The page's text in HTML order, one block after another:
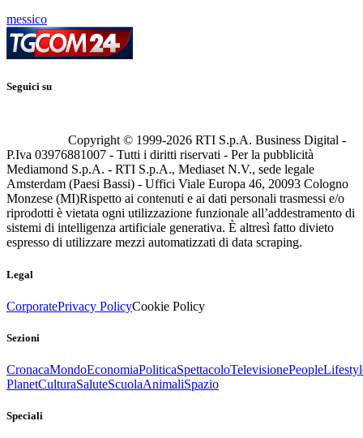
messico
Seguici su
Copyright © 1999-2026 RTI S.p.A. Business Digital -
P.Iva 03976881007 - Tutti i diritti riservati - Per la pubblicità
Mediamond S.p.A. - RTI S.p.A., Mediaset N.V., sede legale
Amsterdam (Paesi Bassi) - Uffici Viale Europa 46, 20093 Cologno
Monzese (MI)Rispetto ai contenuti e ai dati personali trasmessi e/o
riprodotti è vietata ogni utilizzazione funzionale all’addestramento di
sistemi di intelligenza artificiale generativa. È altresì fatto divieto
espresso di utilizzare mezzi automatizzati di data scraping.
Legal
CorporatePrivacy PolicyCookie Policy
Sezioni
CronacaMondoEconomiaPoliticaSpettacoloTelevisionePeople
PlanetCulturaSaluteScuolaAnimaliSpazio
Speciali